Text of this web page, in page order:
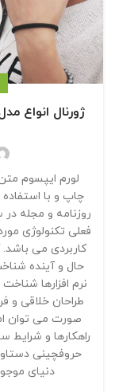
ژورنال انواع
لورم ایپسوم
چاپ و با
روزنامه و مجله
فعلی تکنولوژی
کاربردی می
حال و آینده
نرم افزارها
طراحان خلاقی و
صورت می توان
راهکارها و
حروفچینی
دنیای